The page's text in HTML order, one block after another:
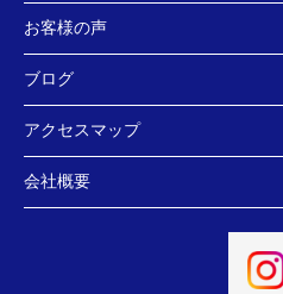
お客様の声
ブログ
アクセスマップ
会社概要